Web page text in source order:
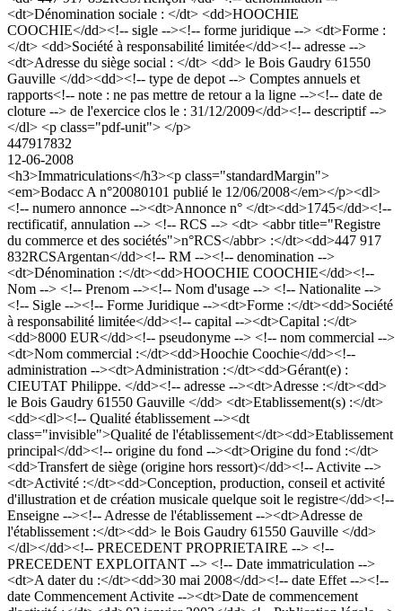
<dt>Dénomination sociale : </dt> <dd>HOOCHIE
COOCHIE</dd><!-- sigle --><!-- forme juridique --> <dt>Forme :
</dt> <dd>Société à responsabilité limitée</dd><!-- adresse -->
<dt>Adresse du siège social : </dt> <dd> le Bois Gaudry 61550
Gauville </dd><dd><!-- type de depot --> Comptes annuels et
rapports<!-- note : ne pas mettre de retour a la ligne --><!-- date de
cloture --> de l'exercice clos le : 31/12/2009</dd><!-- descriptif -->
</dl> <p class="pdf-unit"> </p>
447917832
12-06-2008
<h3>Immatriculations</h3><p class="standardMargin">
<em>Bodacc A n°20080101 publié le 12/06/2008</em></p><dl>
<!-- numero annonce --><dt>Annonce n° </dt><dd>1745</dd><!--
rectificatif, annulation --> <!-- RCS --> <dt> <abbr title="Registre
du commerce et des sociétés">n°RCS</abbr> :</dt><dd>447 917
832RCSArgentan</dd><!-- RM --><!-- denomination -->
<dt>Dénomination :</dt><dd>HOOCHIE COOCHIE</dd><!--
Nom --> <!-- Prenom --><!-- Nom d'usage --> <!-- Nationalite -->
<!-- Sigle --><!-- Forme Juridique --><dt>Forme :</dt><dd>Société
à responsabilité limitée</dd><!-- capital --><dt>Capital :</dt>
<dd>8000 EUR</dd><!-- pseudonyme --> <!-- nom commercial -->
<dt>Nom commercial :</dt><dd>Hoochie Coochie</dd><!--
administration --><dt>Administration :</dt><dd>Gérant(e) :
CIEUTAT Philippe. </dd><!-- adresse --><dt>Adresse :</dt><dd>
le Bois Gaudry 61550 Gauville </dd> <dt>Etablissement(s) :</dt>
<dd><dl><!-- Qualité établissement --><dt
class="invisible">Qualité de l'établissement</dt><dd>Etablissement
principal</dd><!-- origine du fond --><dt>Origine du fond :</dt>
<dd>Transfert de siège (origine hors ressort)</dd><!-- Activite -->
<dt>Activité :</dt><dd>Conception, production, conseil et activité
d'illustration et de création musicale quelque soit le registre</dd><!--
Enseigne --><!-- Adresse de l'établissement --><dt>Adresse de
l'établissement :</dt><dd> le Bois Gaudry 61550 Gauville </dd>
</dl></dd><!-- PRECEDENT PROPRIETAIRE --> <!--
PRECEDENT EXPLOITANT --> <!-- Date immatriculation -->
<dt>A dater du :</dt><dd>30 mai 2008</dd><!-- date Effet --><!--
date Commencement Activite --><dt>Date de commencement